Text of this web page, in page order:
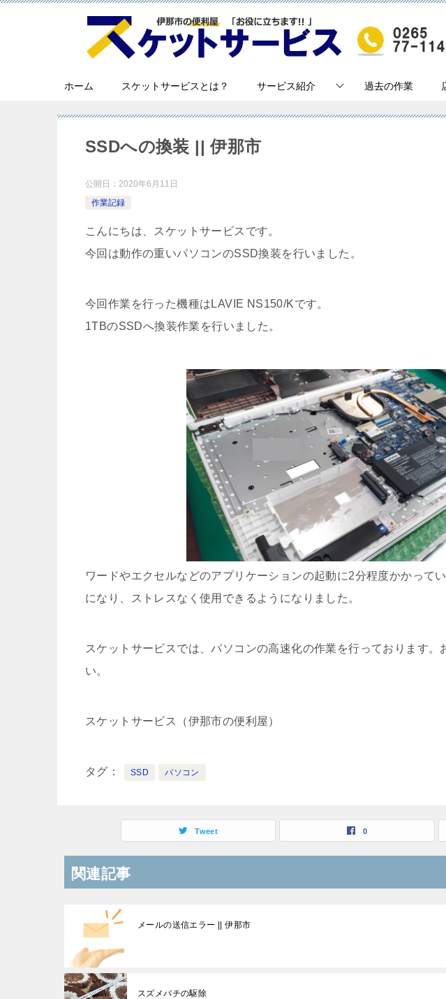
ホーム スケットサービスとは？ サービス紹介 過去の作業
SSDへの換装 || 伊那市
公開日： 2020年6月11日
作業記録
こんにちは、スケットサービスです。
今回は動作の重いパソコンのSSD換装を行いました。
今回作業を行った機種はLAVIE NS150/Kです。
1TBのSSDへ換装作業を行いました。
ワードやエクセルなどのアプリケーションの起動に2分程度かかって
になり、ストレスなく使用できるようになりました。
スケットサービスでは、パソコンの高速化の作業を行っております。
い。
スケットサービス（伊那市の便利屋）
タグ SSD パソコン
Tweet 0
関連記事
メールの送信エラー || 伊那市
スズメバチの駆除